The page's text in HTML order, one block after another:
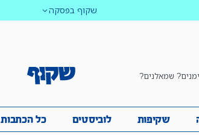
שקוף בפסקה
ימנים? שמאלנים?
שקיפות לוביסטים כל הכתבות
שקיפות לוביסטים כל הכתבות